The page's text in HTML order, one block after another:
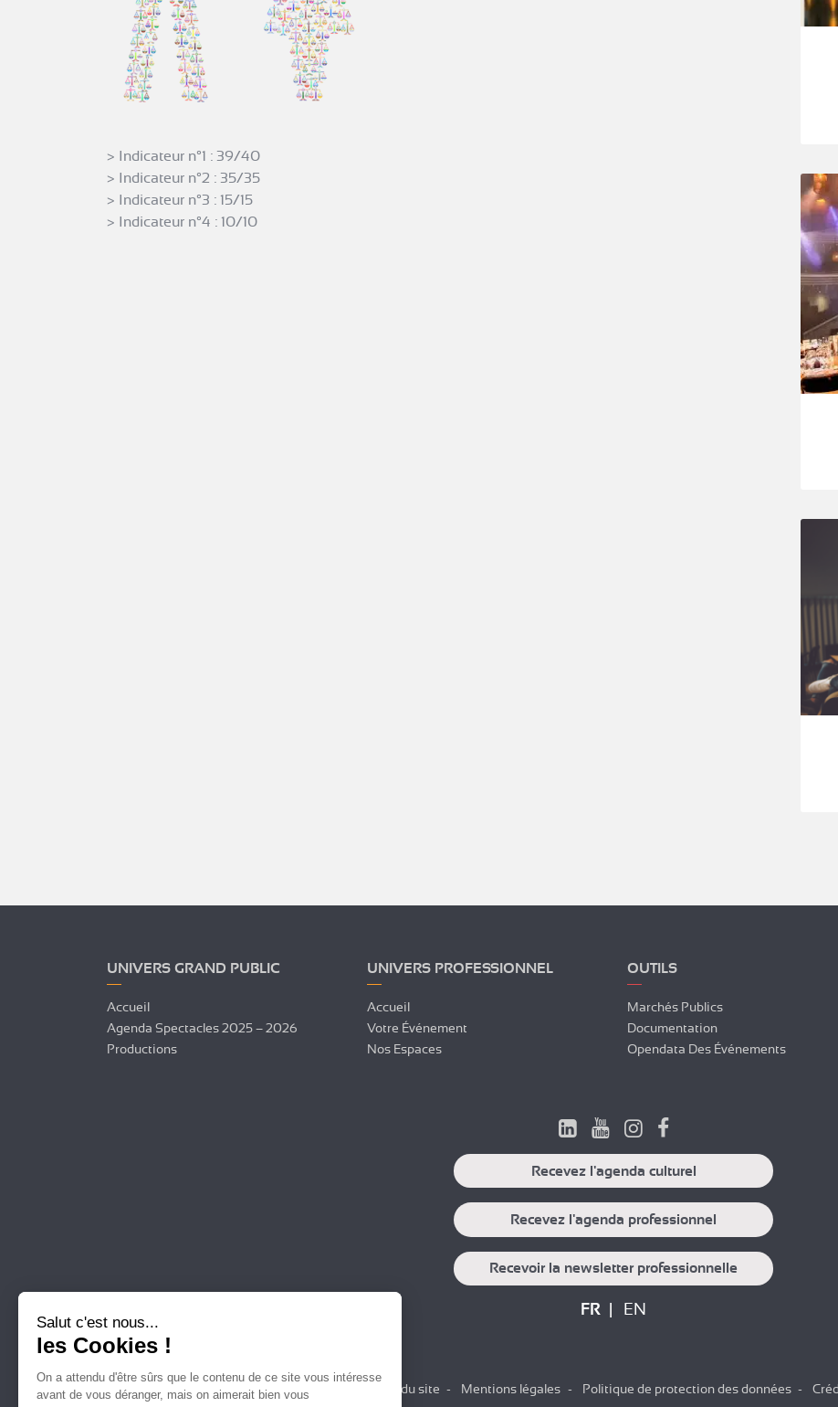
> Indicateur n°1 : 39/40
> Indicateur n°2 : 35/35
> Indicateur n°3 : 15/15
> Indicateur n°4 : 10/10
UNIVERS GRAND PUBLIC
Accueil
Agenda Spectacles 2025 – 2026
Productions
UNIVERS PROFESSIONNEL
Accueil
Votre Événement
Nos Espaces
OUTILS
Marchés Publics
Documentation
Opendata Des Événements
Recevez l'agenda culturel
Recevez l'agenda professionnel
Recevoir la newsletter professionnelle
FR EN
Plan du site Mentions légales Politique de protection des données
Salut c'est nous...
les Cookies !
On a attendu d'être sûrs que le contenu de ce site vous intéresse
avant de vous déranger, mais on aimerait bien vous